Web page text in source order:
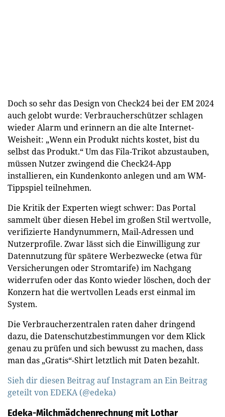
Doch so sehr das Design von Check24 bei der EM 2024
auch gelobt wurde: Verbraucherschützer schlagen
wieder Alarm und erinnern an die alte Internet-
Weisheit: „Wenn ein Produkt nichts kostet, bist du
selbst das Produkt.“ Um das Fila-Trikot abzustauben,
müssen Nutzer zwingend die Check24-App
installieren, ein Kundenkonto anlegen und am WM-
Tippspiel teilnehmen.
Die Kritik der Experten wiegt schwer: Das Portal
sammelt über diesen Hebel im großen Stil wertvolle,
verifizierte Handynummern, Mail-Adressen und
Nutzerprofile. Zwar lässt sich die Einwilligung zur
Datennutzung für spätere Werbezwecke (etwa für
Versicherungen oder Stromtarife) im Nachgang
widerrufen oder das Konto wieder löschen, doch der
Konzern hat die wertvollen Leads erst einmal im
System.
Die Verbraucherzentralen raten daher dringend
dazu, die Datenschutzbestimmungen vor dem Klick
genau zu prüfen und sich bewusst zu machen, dass
man das „Gratis“-Shirt letztlich mit Daten bezahlt.
Sieh dir diesen Beitrag auf Instagram anEin Beitrag
geteilt von EDEKA (@edeka)
Edeka-Milchmädchenrechnung mit Lothar